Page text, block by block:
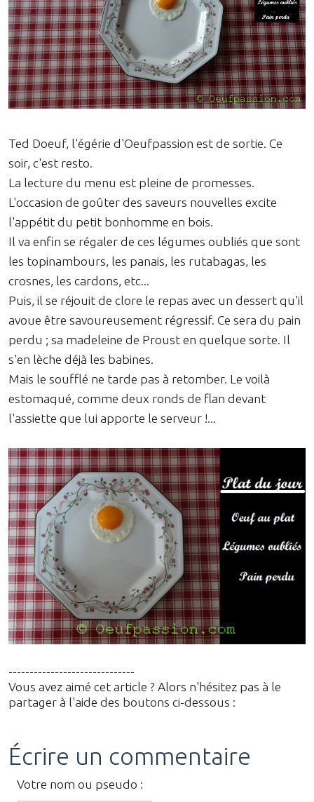
Ted Doeuf, l'égérie d'Oeufpassion est de sortie. Ce
soir, c'est resto.
La lecture du menu est pleine de promesses.
L'occasion de goûter des saveurs nouvelles excite
l'appétit du petit bonhomme en bois.
Il va enfin se régaler de ces légumes oubliés que sont
les topinambours, les panais, les rutabagas, les
crosnes, les cardons, etc...
Puis, il se réjouit de clore le repas avec un dessert qu'il
avoue être savoureusement régressif. Ce sera du pain
perdu ; sa madeleine de Proust en quelque sorte. Il
s'en lèche déjà les babines.
Mais le soufflé ne tarde pas à retomber. Le voilà
estomaqué, comme deux ronds de flan devant
l'assiette que lui apporte le serveur !...
------------------------------
Vous avez aimé cet article ? Alors n'hésitez pas à le
partager à l'aide des boutons ci-dessous :
Écrire un commentaire
Votre nom ou pseudo :